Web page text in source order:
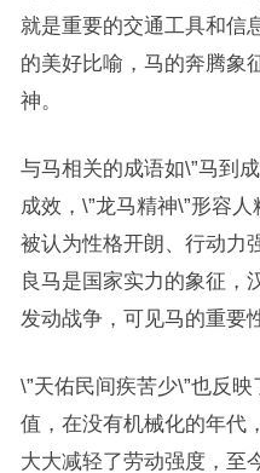
就是重要的交通工具和信
的美好比喻，马的奔腾象
神。
与马相关的成语如\”马到
成效，\”龙马精神\”形容
被认为性格开朗、行动力
良马是国家实力的象征，
发动战争，可见马的重要
\”天佑民间疾苦少\”也反
值，在没有机械化的年代
大大减轻了劳动强度，至